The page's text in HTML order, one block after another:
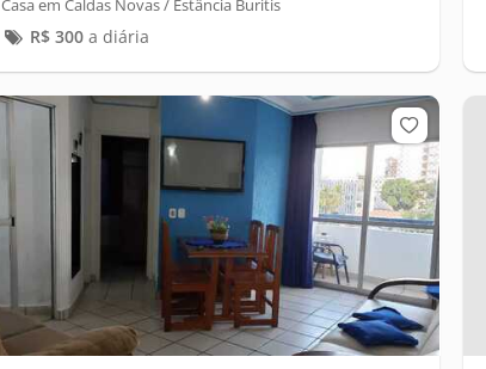
Casa em Caldas Novas / Estância Buritis
R$ 300a diária